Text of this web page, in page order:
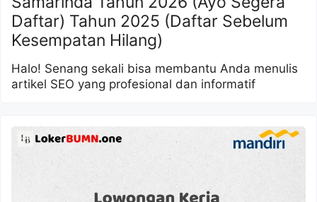
Daftar) Tahun 2025 (Daftar Sebelum
Kesempatan Hilang)
Halo! Senang sekali bisa membantu Anda menulis
artikel SEO yang profesional dan informatif